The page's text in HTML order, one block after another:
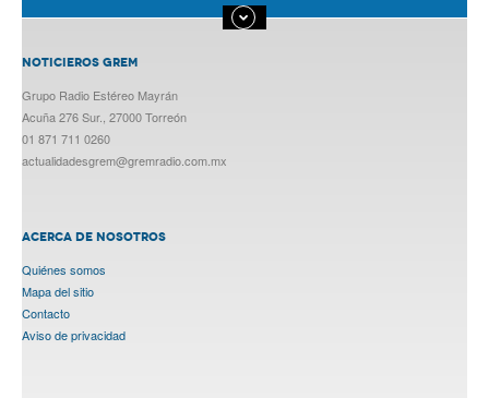
NOTICIEROS GREM
Grupo Radio Estéreo Mayrán
Acuña 276 Sur., 27000 Torreón
01 871 711 0260
actualidadesgrem@gremradio.com.mx
ACERCA DE NOSOTROS
Quiénes somos
Mapa del sitio
Contacto
Aviso de privacidad